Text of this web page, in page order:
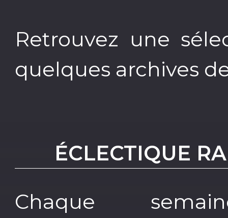
Retrouvez une
quelques archives
ÉCLECTIQUE
Chaque